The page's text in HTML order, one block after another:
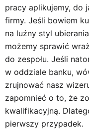
pracy aplikujemy, do
firmy. Jeśli bowiem
na luźny styl
możemy sprawić
do zespołu. Jeśli
w oddziale banku,
zrujnować nasz
zapomnieć o to, że
kwalifikacyjną.
pierwszy przypadek.